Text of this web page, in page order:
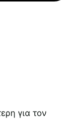
για τον